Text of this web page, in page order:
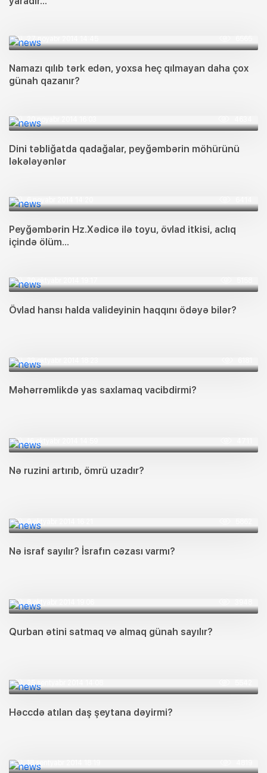
27 noyabr 2014 14:45
Namazı qılıb tərk edən, yoxsa heç qılmayan daha çox
günah qazanır?
20 noyabr 2014 16:03
Dini təbliğatda qadağalar, peyğəmbərin möhürünü
ləkələyənlər
6 noyabr 2014 14:20
Peyğəmbərin Hz.Xədicə ilə toyu, övlad itkisi, aclıq
içində ölüm...
Övlad hansı halda valideyinin haqqını ödəyə bilər?
23 oktyabr 2014 18:23
Məhərrəmlikdə yas saxlamaq vacibdirmi?
16 oktyabr 2014 14:59
Nə ruzini artırıb, ömrü uzadır?
9 oktyabr 2014 16:21
Nə israf sayılır? İsrafın cəzası varmı?
Qurban ətini satmaq və almaq günah sayılır?
Həccdə atılan daş şeytana dəyirmi?
18 sentyabr 2014 18:19